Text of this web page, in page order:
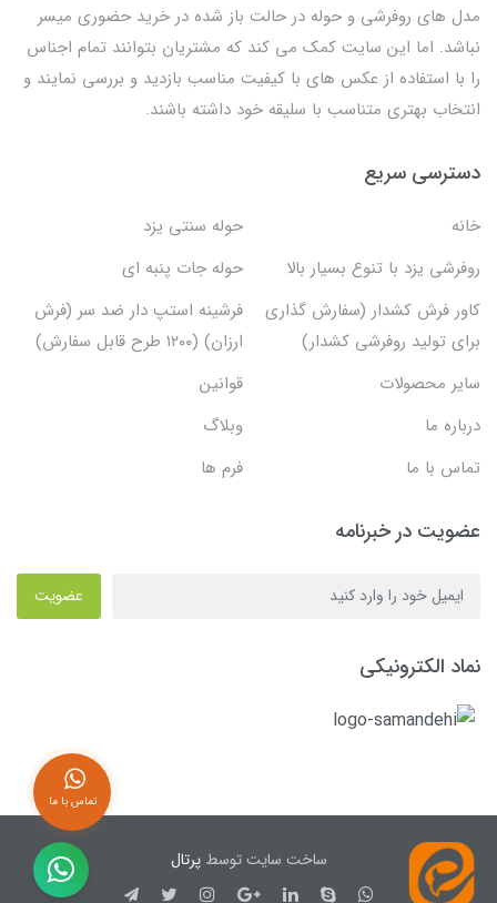
مدل های روفرشی و حوله در حالت باز شده در خرید حضوری میسر
نباشد. اما این سایت کمک می کند که مشتریان بتوانند تمام اجناس
را با استفاده از عکس های با کیفیت مناسب بازدید و بررسی نمایند و
انتخاب بهتری متناسب با سلیقه خود داشته باشند.
دسترسی سریع
خانه
حوله سنتی یزد
روفرشی یزد با تنوع بسیار بالا
حوله جات پنبه ای
کاور فرش کشدار (سفارش گذاری
برای تولید روفرشی کشدار)
فرشینه استپ دار ضد سر (فرش
ارزان) (۱۲۰۰ طرح قابل سفارش)
سایر محصولات
قوانین
درباره ما
وبلاگ
تماس با ما
فرم ها
عضویت در خبرنامه
عضویت
نماد الکترونیکی
ساخت سایت توسطپرتال
تماس با ما